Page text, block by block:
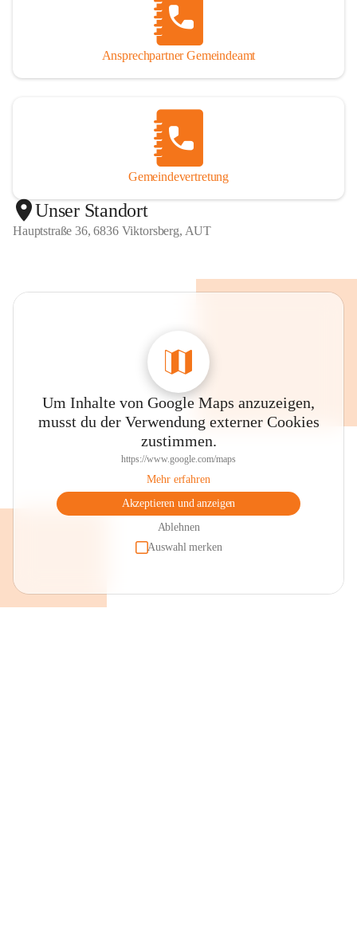
Ansprechpartner Gemeindeamt
Gemeindevertretung
Unser Standort
Hauptstraße 36, 6836 Viktorsberg, AUT
Um Inhalte von Google Maps anzuzeigen,
musst du der Verwendung externer Cookies
zustimmen.
https://www.google.com/maps
Mehr erfahren
Akzeptieren und anzeigen
Ablehnen
Auswahl merken